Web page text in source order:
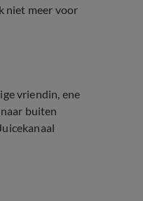
niet meer voor
vriendin, ene
buiten